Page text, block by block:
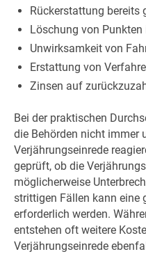
Rückerstattung bereits
Löschung von
Unwirksamkeit von
Erstattung von
Zinsen auf
Bei der praktischen
die Behörden nicht immer
Verjährungseinrede
geprüft, ob die
möglicherweise
strittigen Fällen kann eine
erforderlich werden.
entstehen oft weitere
Verjährungseinrede